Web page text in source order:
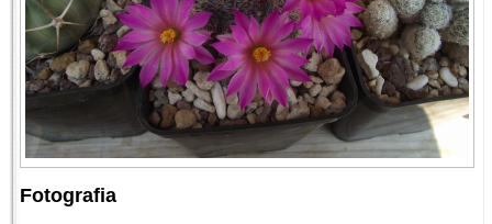
Fotografia